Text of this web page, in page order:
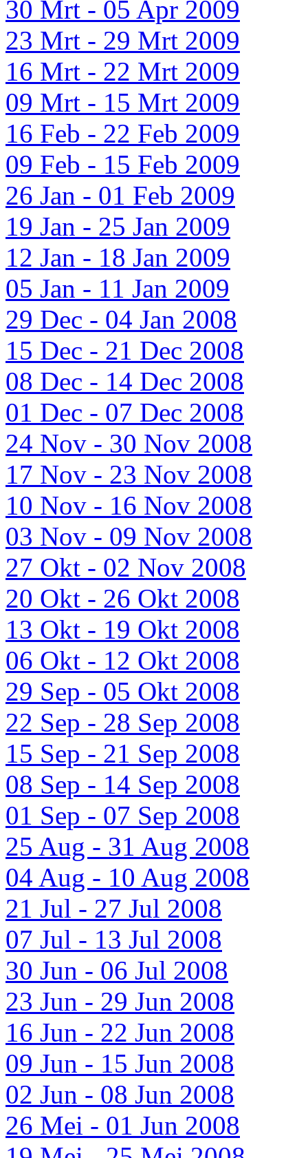
30 Mrt - 05 Apr 2009
23 Mrt - 29 Mrt 2009
16 Mrt - 22 Mrt 2009
09 Mrt - 15 Mrt 2009
16 Feb - 22 Feb 2009
09 Feb - 15 Feb 2009
26 Jan - 01 Feb 2009
19 Jan - 25 Jan 2009
12 Jan - 18 Jan 2009
05 Jan - 11 Jan 2009
29 Dec - 04 Jan 2008
15 Dec - 21 Dec 2008
08 Dec - 14 Dec 2008
01 Dec - 07 Dec 2008
24 Nov - 30 Nov 2008
17 Nov - 23 Nov 2008
10 Nov - 16 Nov 2008
03 Nov - 09 Nov 2008
27 Okt - 02 Nov 2008
20 Okt - 26 Okt 2008
13 Okt - 19 Okt 2008
06 Okt - 12 Okt 2008
29 Sep - 05 Okt 2008
22 Sep - 28 Sep 2008
15 Sep - 21 Sep 2008
08 Sep - 14 Sep 2008
01 Sep - 07 Sep 2008
25 Aug - 31 Aug 2008
04 Aug - 10 Aug 2008
21 Jul - 27 Jul 2008
07 Jul - 13 Jul 2008
30 Jun - 06 Jul 2008
23 Jun - 29 Jun 2008
16 Jun - 22 Jun 2008
09 Jun - 15 Jun 2008
02 Jun - 08 Jun 2008
26 Mei - 01 Jun 2008